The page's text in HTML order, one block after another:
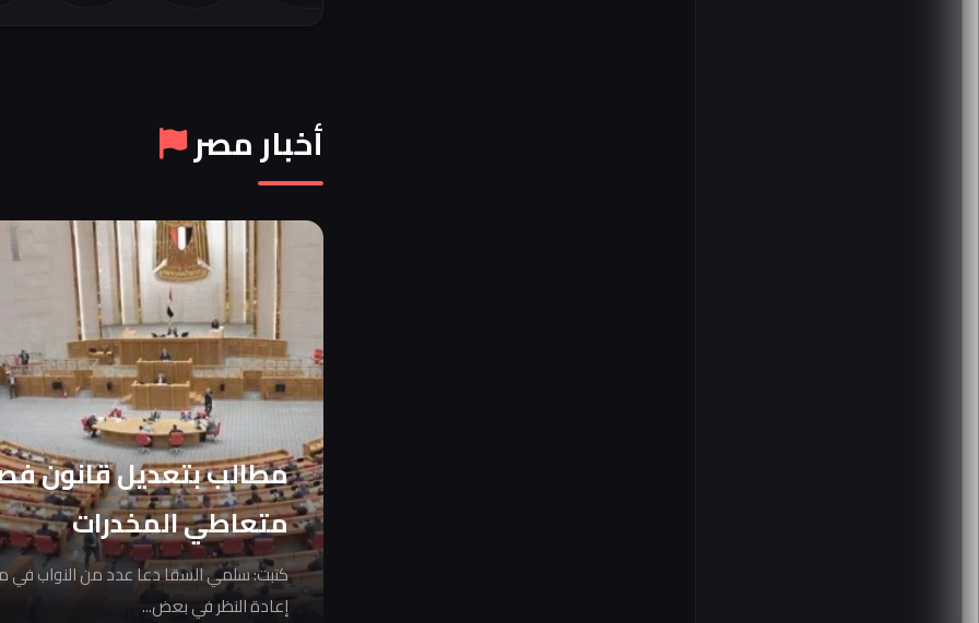
أخبار مصر
مطالب بتعديل قانون
متعاطي المخدرات
كتبت: سلمي السقا دعا عدد من النواب
إعادة النظر في بعض...